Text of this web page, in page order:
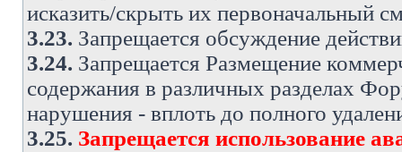
исказить/скрыть их первоначальный
3.23. Запрещается обсуждение
3.24. Запрещается Размещение
содержания в различных разделах
нарушения - вплоть до полного
3.25. Запрещается использование